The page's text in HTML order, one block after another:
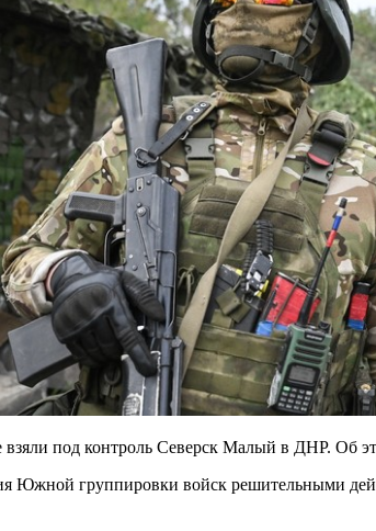
взяли под контроль Северск Малый в ДНР. Об
Южной группировки войск решительными